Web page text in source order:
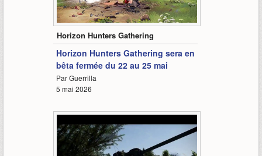
0:47
Horizon Hunters Gathering
Horizon Hunters Gathering sera en
bêta fermée du 22 au 25 mai
Par Guerrilla
5 mai 2026